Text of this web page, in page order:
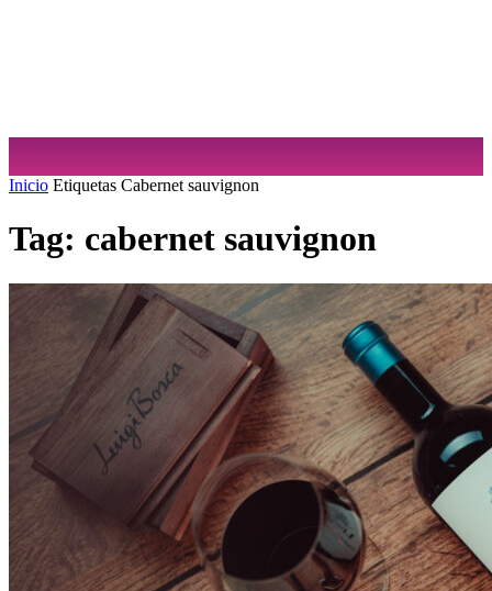
Sabrina Cuculiansky
Inicio Etiquetas Cabernet sauvignon
Tag: cabernet sauvignon